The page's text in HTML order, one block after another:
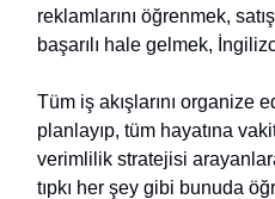
reklamlarını öğrenmek,
başarılı hale gelmek,
Tüm iş akışlarını organize
planlayıp, tüm hayatına
verimlilik stratejisi
tıpkı her şey gibi bunuda